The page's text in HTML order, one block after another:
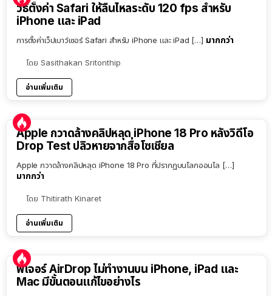
วิธีตั้งค่า Safari ให้ลื่นไหลระดับ 120 fps สำหรับ
iPhone และ iPad
การตั้งค่าเว็ปเบาว์เซอร์ Safari สำหรับ iPhone และ iPad […] มากกว่า
โดย Sasithakan Sritonthip
อ่านเพิ่มเติม
Apple กวาดล้างคลิปหลุด iPhone 18 Pro หลังวิดีโอ
Drop Test ปลิวหายจากสื่อโซเชียล
Apple กวาดล้างคลิปหลุด iPhone 18 Pro ที่ปรากฏบนโลกออนไล […]
มากกว่า
โดย Thitirath Kinaret
อ่านเพิ่มเติม
ฟีเจอร์ AirDrop ไม่ทำงานบน iPhone, iPad และ
Mac มีขั้นตอนแก้ไขอย่างไร